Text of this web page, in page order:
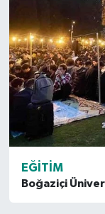
EĞITIM
Boğaziçi